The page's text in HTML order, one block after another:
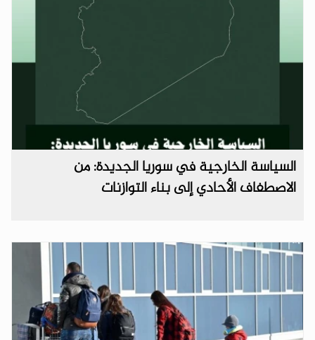
السياسة الخارجية في سوريا الجديدة: من
الاصطفاف الأحادي إلى بناء التوازنات